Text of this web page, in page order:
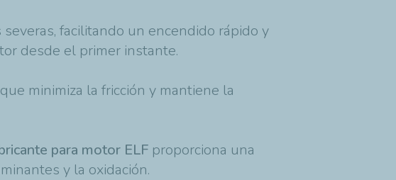
facilitando un encendido rápido y
desde el primer instante.
minimiza la fricción y mantiene la
para motor ELF proporciona una
y la oxidación.